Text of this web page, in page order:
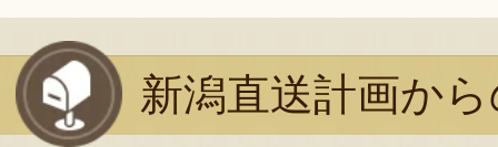
新潟直送計画か